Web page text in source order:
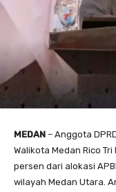
MEDAN – Anggota
Walikota Medan Rico
persen dari alokasi
wilayah Medan Utara.